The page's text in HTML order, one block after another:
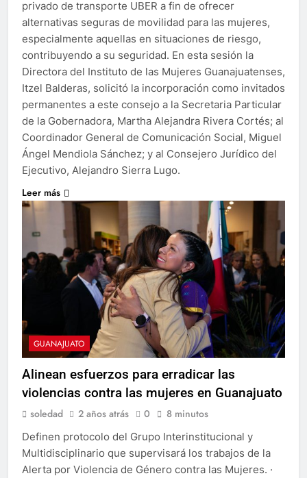
privado de transporte UBER a fin de ofrecer
alternativas seguras de movilidad para las mujeres,
especialmente aquellas en situaciones de riesgo,
contribuyendo a su seguridad. En esta sesión la
Directora del Instituto de las Mujeres Guanajuatenses,
Itzel Balderas, solicitó la incorporación como invitados
permanentes a este consejo a la Secretaria Particular
de la Gobernadora, Martha Alejandra Rivera Cortés; al
Coordinador General de Comunicación Social, Miguel
Ángel Mendiola Sánchez; y al Consejero Jurídico del
Ejecutivo, Alejandro Sierra Lugo.
Leer más
GUANAJUATO
Alinean esfuerzos para erradicar las
violencias contra las mujeres en Guanajuato
soledad 2 años atrás 0 8 minutos
Definen protocolo del Grupo Interinstitucional y
Multidisciplinario que supervisará los trabajos de la
Alerta por Violencia de Género contra las Mujeres. ·